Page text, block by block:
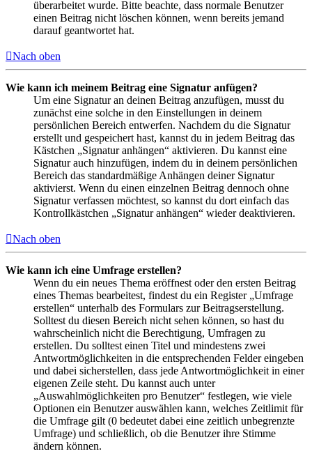
überarbeitet wurde. Bitte beachte, dass normale Benutzer
einen Beitrag nicht löschen können, wenn bereits jemand
darauf geantwortet hat.
Nach oben
Wie kann ich meinem Beitrag eine Signatur anfügen?
Um eine Signatur an deinen Beitrag anzufügen, musst du
zunächst eine solche in den Einstellungen in deinem
persönlichen Bereich entwerfen. Nachdem du die Signatur
erstellt und gespeichert hast, kannst du in jedem Beitrag das
Kästchen „Signatur anhängen“ aktivieren. Du kannst eine
Signatur auch hinzufügen, indem du in deinem persönlichen
Bereich das standardmäßige Anhängen deiner Signatur
aktivierst. Wenn du einen einzelnen Beitrag dennoch ohne
Signatur verfassen möchtest, so kannst du dort einfach das
Kontrollkästchen „Signatur anhängen“ wieder deaktivieren.
Nach oben
Wie kann ich eine Umfrage erstellen?
Wenn du ein neues Thema eröffnest oder den ersten Beitrag
eines Themas bearbeitest, findest du ein Register „Umfrage
erstellen“ unterhalb des Formulars zur Beitragserstellung.
Solltest du diesen Bereich nicht sehen können, so hast du
wahrscheinlich nicht die Berechtigung, Umfragen zu
erstellen. Du solltest einen Titel und mindestens zwei
Antwortmöglichkeiten in die entsprechenden Felder eingeben
und dabei sicherstellen, dass jede Antwortmöglichkeit in einer
eigenen Zeile steht. Du kannst auch unter
„Auswahlmöglichkeiten pro Benutzer“ festlegen, wie viele
Optionen ein Benutzer auswählen kann, welches Zeitlimit für
die Umfrage gilt (0 bedeutet dabei eine zeitlich unbegrenzte
Umfrage) und schließlich, ob die Benutzer ihre Stimme
ändern können.